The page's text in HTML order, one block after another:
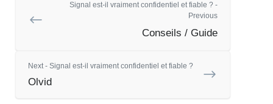
Signal est-il vraiment confidentiel et fiable ? -
Previous
Conseils / Guide
Next - Signal est-il vraiment confidentiel et fiable ?
Olvid